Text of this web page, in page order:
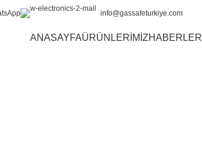
info@gassafeturkiye.com
ANASAYFAÜRÜNLERİMİZHABERLER